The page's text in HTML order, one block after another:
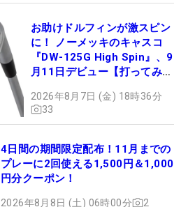
お助けドルフィンが激スピン
に！ ノーメッキのキャスコ
『DW-125G High Spin』、9
月11日デビュー【打ってみ
2026年8月7日 (金) 18時36分
33
4日間の期間限定配布！11月までの
プレーに2回使える1,500円＆1,000
円分クーポン！
2026年8月8日 (土) 06時00分 2